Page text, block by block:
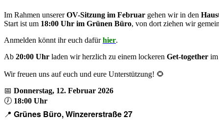
Im Rahmen unsererOV-Sitzung im Februar gehen wir in den
Start ist um 18:00 Uhr im Grünen Büro, von dort ziehen wir
Anmelden könnt ihr euch dafürhier.
Ab 20:00 Uhr laden wir herzlich zu einem lockeren Get-together im
Wir freuen uns auf euch und eure Unterstützung! 🌻
📅 Donnerstag, 12. Februar 2026
🕖 18:00 Uhr
📍 Grünes Büro, Winzererstraße 27